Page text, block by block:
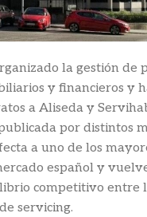
la gestión de
y financieros y
a Aliseda y
por distintos
a uno de los
español y
competitivo entre
servicing.